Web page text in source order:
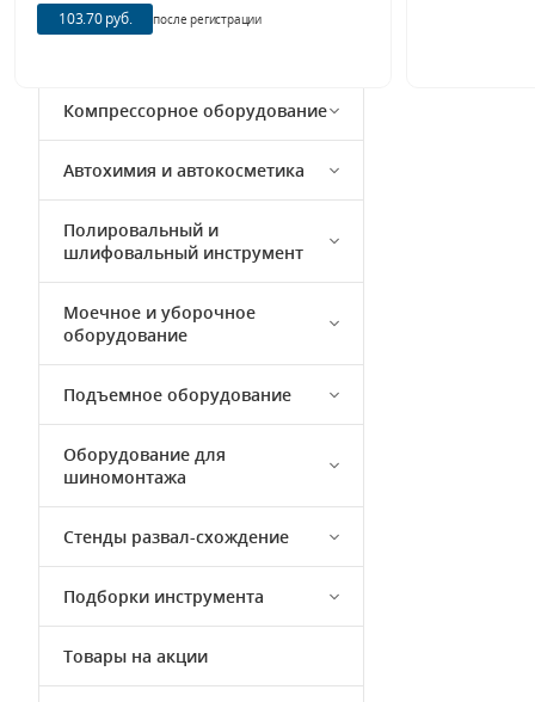
Компрессорное оборудование
Автохимия и автокосметика
Полировальный и
шлифовальный инструмент
Моечное и уборочное
оборудование
Подъемное оборудование
Оборудование для
шиномонтажа
Стенды развал-схождение
Подборки инструмента
Товары на акции
103.70 руб. после регистрации